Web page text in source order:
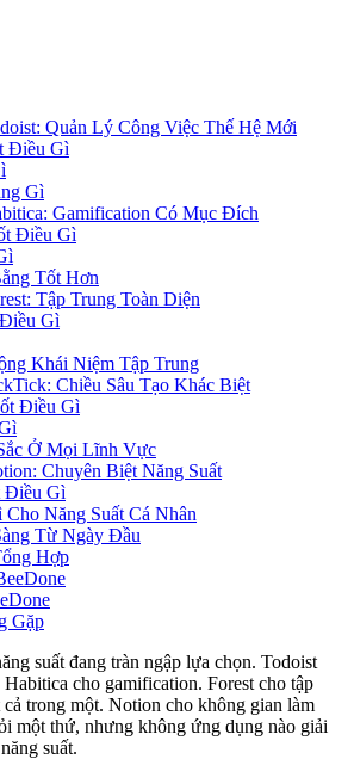
Quản Lý Công Việc Thế Hệ Mới
Điều Gì
Gì
Gamification Có Mục Đích
Điều Gì
Tốt Hơn
Tập Trung Toàn Diện
Gì
Khái Niệm Tập Trung
Chiều Sâu Tạo Khác Biệt
Điều Gì
Ở Mọi Lĩnh Vực
Chuyên Biệt Năng Suất
Điều Gì
Năng Suất Cá Nhân
Từ Ngày Đầu
Hợp
Gặp
suất đang tràn ngập lựa chọn. Todoist
cho gamification. Forest cho tập
trong một. Notion cho không gian làm
một thứ, nhưng không ứng dụng nào giải
suất.